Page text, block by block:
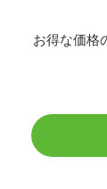
お得な価格